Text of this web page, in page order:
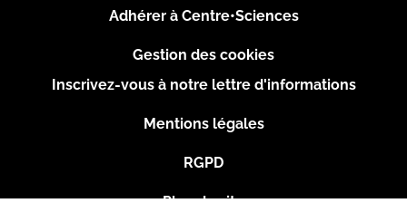
page
Adhérer à Centre•Sciences
Gestion des cookies
Inscrivez-vous à notre lettre d'informations
Mentions légales
RGPD